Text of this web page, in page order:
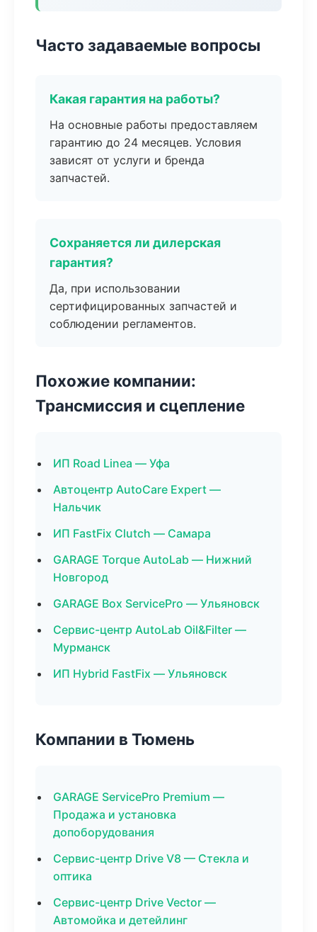
Часто задаваемые вопросы
Какая гарантия на работы?
На основные работы предоставляем
гарантию до 24 месяцев. Условия
зависят от услуги и бренда
запчастей.
Сохраняется ли дилерская
гарантия?
Да, при использовании
сертифицированных запчастей и
соблюдении регламентов.
Похожие компании:
Трансмиссия и сцепление
ИП Road Linea — Уфа
Автоцентр AutoCare Expert —
Нальчик
ИП FastFix Clutch — Самара
GARAGE Torque AutoLab — Нижний
Новгород
GARAGE Box ServicePro — Ульяновск
Сервис-центр AutoLab Oil&Filter —
Мурманск
ИП Hybrid FastFix — Ульяновск
Компании в Тюмень
GARAGE ServicePro Premium —
Продажа и установка
допоборудования
Сервис-центр Drive V8 — Стекла и
оптика
Сервис-центр Drive Vector —
Автомойка и детейлинг